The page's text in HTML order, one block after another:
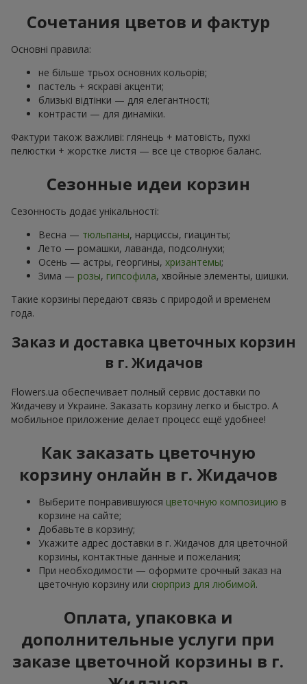
Сочетания цветов и фактур
Основні правила:
не більше трьох основних кольорів;
пастель + яскраві акценти;
близькі відтінки — для елегантності;
контрасти — для динаміки.
Фактури також важливі: глянець + матовість, пухкі
пелюстки + жорстке листя — все це створює баланс.
Сезонные идеи корзин
Сезонность додає унікальності:
Весна — тюльпаны, нарциссы, гиацинты;
Лето — ромашки, лаванда, подсолнухи;
Осень — астры, георгины, хризантемы;
Зима — розы, гипсофила, хвойные элементы, шишки.
Такие корзины передают связь с природой и временем
года.
Заказ и доставка цветочных корзин
в г. Жидачов
Flowers.ua обеспечивает полный сервис доставки по
Жидачеву и Украине. Заказать корзину легко и быстро. А
мобильное приложение делает процесс ещё удобнее!
Как заказать цветочную
корзину онлайн в г. Жидачов
Выберите понравившуюся цветочную композицию в
корзине на сайте;
Добавьте в корзину;
Укажите адрес доставки в г. Жидачов для цветочной
корзины, контактные данные и пожелания;
При необходимости — оформите срочный заказ на
цветочную корзину или сюрприз для любимой.
Оплата, упаковка и
дополнительные услуги при
заказе цветочной корзины в г.